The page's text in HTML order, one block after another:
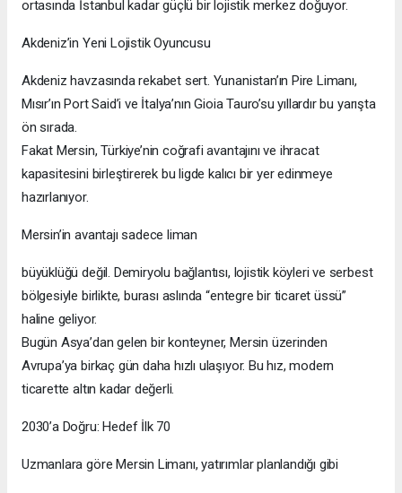
ortasında İstanbul kadar güçlü bir lojistik merkez doğuyor.
Akdeniz’in Yeni Lojistik Oyuncusu
Akdeniz havzasında rekabet sert. Yunanistan’ın Pire Limanı,
Mısır’ın Port Said’i ve İtalya’nın Gioia Tauro’su yıllardır bu yarışta
ön sırada.
Fakat Mersin, Türkiye’nin coğrafi avantajını ve ihracat
kapasitesini birleştirerek bu ligde kalıcı bir yer edinmeye
hazırlanıyor.
Mersin’in avantajı sadece liman
büyüklüğü değil. Demiryolu bağlantısı, lojistik köyleri ve serbest
bölgesiyle birlikte, burası aslında “entegre bir ticaret üssü”
haline geliyor.
Bugün Asya’dan gelen bir konteyner, Mersin üzerinden
Avrupa’ya birkaç gün daha hızlı ulaşıyor. Bu hız, modern
ticarette altın kadar değerli.
2030’a Doğru: Hedef İlk 70
Uzmanlara göre Mersin Limanı, yatırımlar planlandığı gibi